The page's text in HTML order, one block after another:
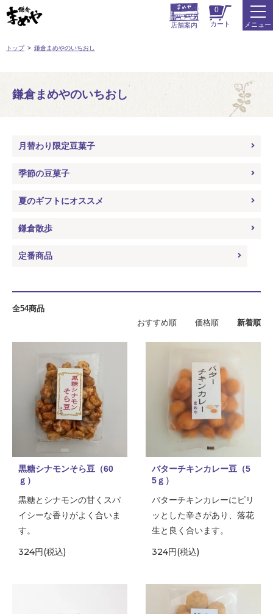
店舗案内
0
カート メニュー
トップ 鎌倉まめやのいちおし
鎌倉まめやのいちおし
月替わり限定豆菓子
季節の豆菓子
夏のギフトにオススメ
鎌倉散歩
定番商品
全54商品
おすすめ順
価格順 新着順
黒糖シナモンそら豆（60
ｇ）
黒糖とシナモンの甘くスパ
イシーな香りがよく合いま
す。
324円(税込)
バターチキンカレー豆（5
5ｇ）
バターチキンカレーにピリ
ッとした辛さがあり、落花
生と良く合います。
324円(税込)